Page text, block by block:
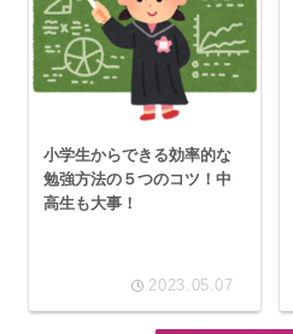
小学生からできる効率的な
勉強方法の５つのコツ！中
高生も大事！
2023.05.07